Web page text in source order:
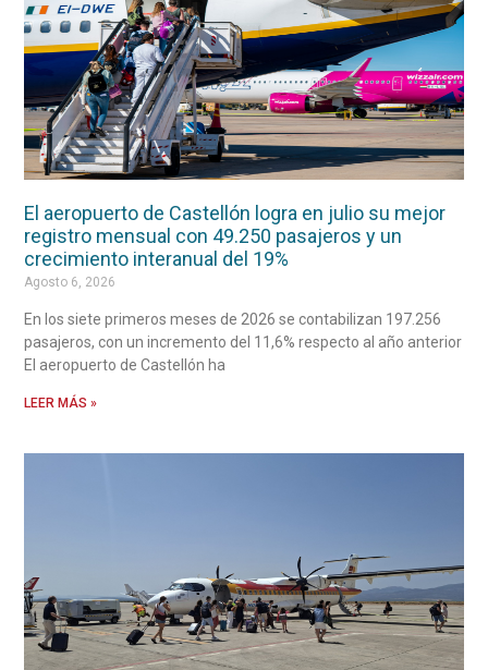
El aeropuerto de Castellón logra en julio su mejor
registro mensual con 49.250 pasajeros y un
crecimiento interanual del 19%
Agosto 6, 2026
En los siete primeros meses de 2026 se contabilizan 197.256
pasajeros, con un incremento del 11,6% respecto al año anterior
El aeropuerto de Castellón ha
LEER MÁS »